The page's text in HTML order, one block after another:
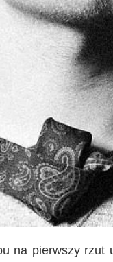
na pierwszy rzut